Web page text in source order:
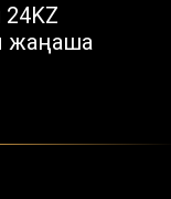
24KZ
жаңаша